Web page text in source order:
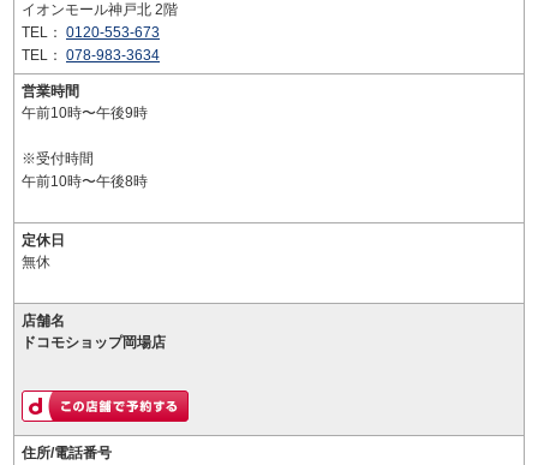
イオンモール神戸北 2階
TEL： 0120-553-673
TEL： 078-983-3634
営業時間
午前10時〜午後9時
※受付時間
午前10時〜午後8時
定休日
無休
店舗名
ドコモショップ岡場店
住所/電話番号